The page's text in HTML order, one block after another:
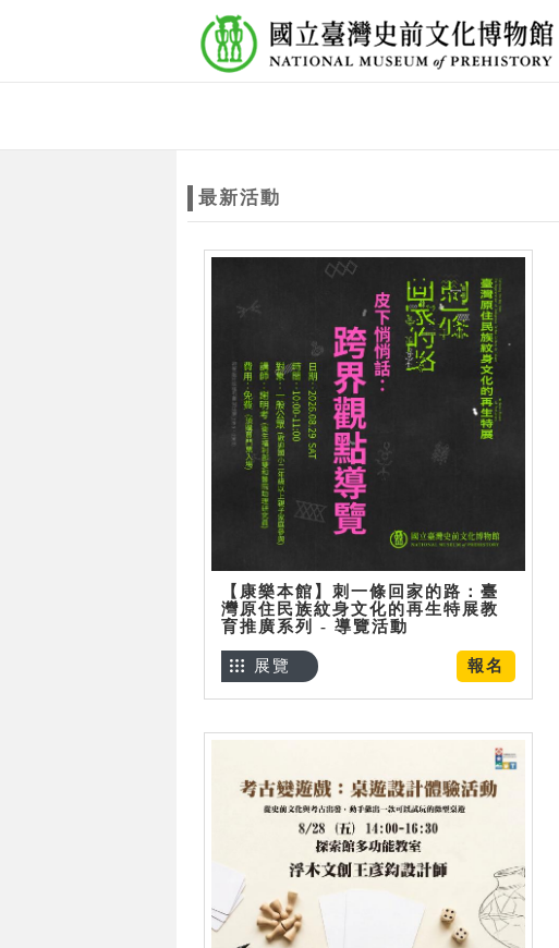
最新活動
【康樂本館】刺一條回家的路：臺
灣原住民族紋身文化的再生特展教
育推廣系列 - 導覽活動
報名
展覽